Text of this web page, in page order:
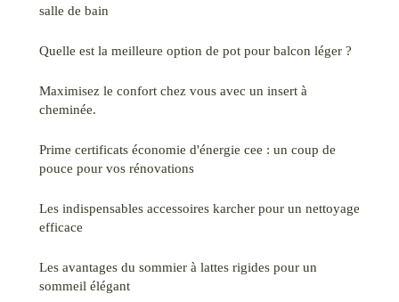
salle de bain
Quelle est la meilleure option de pot pour balcon léger ?
Maximisez le confort chez vous avec un insert à
cheminée.
Prime certificats économie d'énergie cee : un coup de
pouce pour vos rénovations
Les indispensables accessoires karcher pour un nettoyage
efficace
Les avantages du sommier à lattes rigides pour un
sommeil élégant